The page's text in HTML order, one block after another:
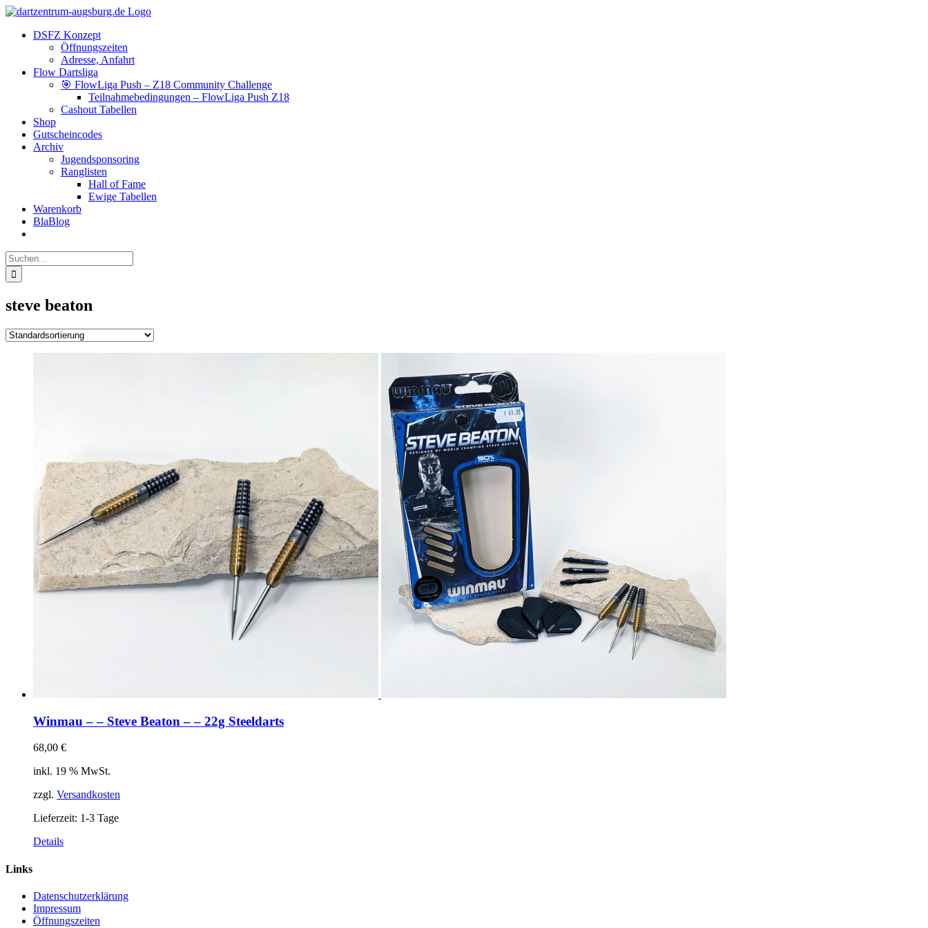
Zum
springen
Facebook
Instagram
YouTube
DSFZ Konzept
Öffnungszeiten
Adresse, Anfahrt
Flow Dartsliga
🎯 FlowLiga Push – Z18 Community Challenge
Teilnahmebedingungen – FlowLiga Push Z18
Cashout Tabellen
Shop
Gutscheincodes
Archiv
Jugendsponsoring
Ranglisten
Hall of Fame
Ewige Tabellen
Warenkorb
BlaBlog
Suche
nach:
steve beaton
Winmau – – Steve Beaton – – 22g Steeldarts
68,00 €
inkl. 19 % MwSt.
zzgl. Versandkosten
Lieferzeit: 1-3 Tage
Details
Links
Datenschutzerklärung
Impressum
Öffnungszeiten